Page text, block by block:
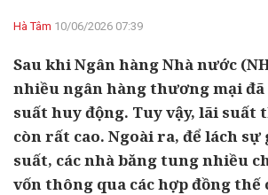
Hà Tâm 10/06/2026 07:39
Sau khi Ngân hàng Nhà nước
nhiều ngân hàng thương mại
suất huy động. Tuy vậy, lãi suất
còn rất cao. Ngoài ra, để lách sự
suất, các nhà băng tung nhiều
vốn thông qua các hợp đồng thế